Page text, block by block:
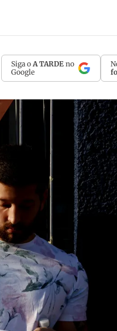
Siga o A TARDE no
Google